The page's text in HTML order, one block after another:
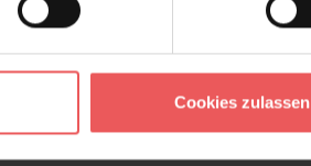
Cookies zulassen